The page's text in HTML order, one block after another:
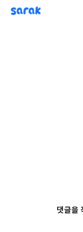
sarak
댓글을